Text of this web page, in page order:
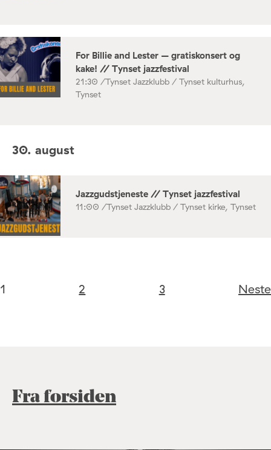
For Billie and Lester – gratiskonsert og
kake! // Tynset jazzfestival
21:30 /Tynset Jazzklubb / Tynset kulturhus,
Tynset
30. august
Jazzgudstjeneste // Tynset jazzfestival
11:00 /Tynset Jazzklubb / Tynset kirke, Tynset
1 2 3 Neste
Fra forsiden